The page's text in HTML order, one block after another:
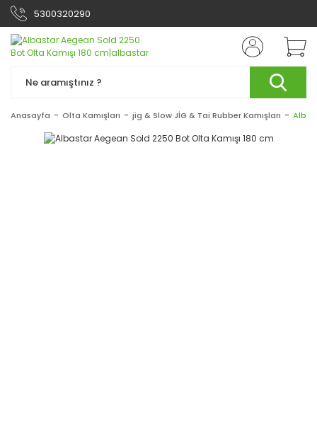
5300320290
Anasayfa Olta Kamışları jig & Slow JİG & Tai Rubber Kamışları